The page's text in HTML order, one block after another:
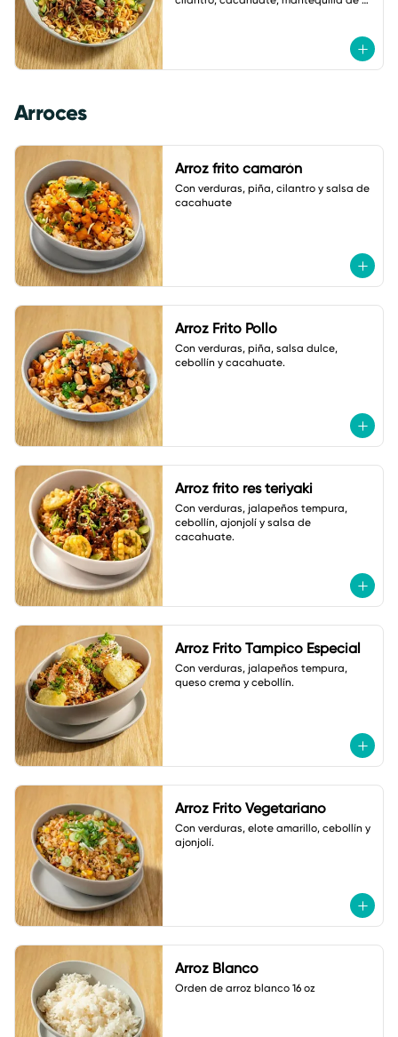
Arroces
Arroz frito camarón
Con verduras, piña, cilantro y salsa de
cacahuate
Arroz Frito Pollo
Con verduras, piña, salsa dulce,
cebollín y cacahuate.
Arroz frito res teriyaki
Con verduras, jalapeños tempura,
cebollín, ajonjolí y salsa de
cacahuate.
Arroz Frito Tampico Especial
Con verduras, jalapeños tempura,
queso crema y cebollín.
Arroz Frito Vegetariano
Con verduras, elote amarillo, cebollín y
ajonjolí.
Arroz Blanco
Orden de arroz blanco 16 oz